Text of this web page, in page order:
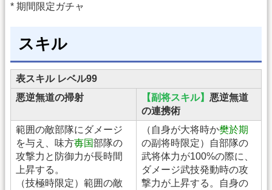
* 期間限定ガチャ
スキル
表スキル レベル99
悪逆無道の掃射
【副将スキル】 悪逆無道
の連携術
範囲の敵部隊にダメージ
を与え、味方毐国部隊の
攻撃力と防御力が長時間
上昇する。
（技極時限定）範囲の敵
（自身が大将時か樊於期
の副将時限定）自部隊の
武将体力が100%の際に、
ダメージ武技発動時の攻
撃力が上昇する。自身の